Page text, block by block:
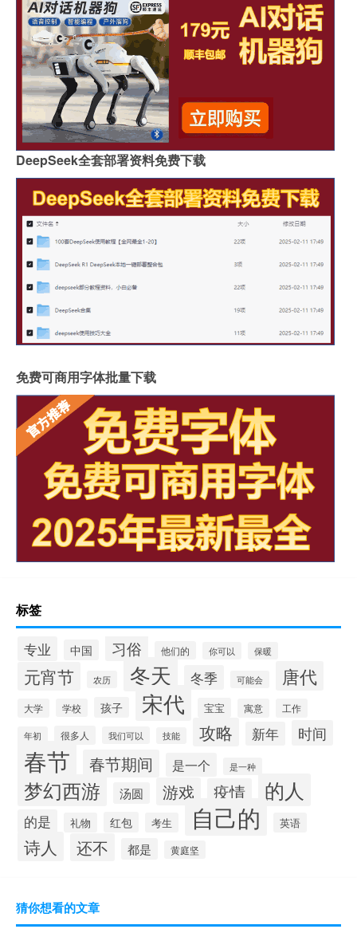
DeepSeek全套部署资料免费下载
免费可商用字体批量下载
标签
专业 中国 习俗 他们的 你可以 保暖
元宵节 农历 冬天 冬季 可能会 唐代
大学 学校 孩子 宋代 宝宝 寓意 工作
年初 很多人 我们可以 技能 攻略 新年 时间
春节 春节期间 是一个 是一种
梦幻西游 汤圆 游戏 疫情 的人
的是 礼物 红包 考生 自己的 英语
诗人 还不 都是 黄庭坚
猜你想看的文章